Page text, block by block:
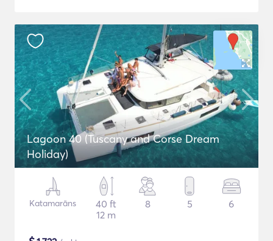
Lagoon 40 (Tuscany and Corse Dream
Holiday)
Katamarāns
40 ft
12 m
8 5 6